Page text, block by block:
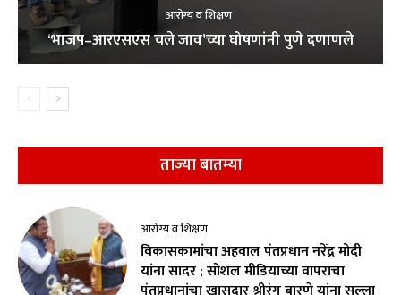
आरोग्य व शिक्षण
‘भाजप–आरएसएस चले जाव’च्या घोषणांनी पुणे दणाणले
ताज्या बातम्या
आरोग्य व शिक्षण
विकासकामांचा अहवाल पंतप्रधान नरेंद्र मोदी
यांना सादर ; सोशल मीडियाच्या वापराचा